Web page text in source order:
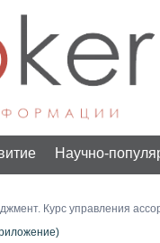
Научно-
Курс управления